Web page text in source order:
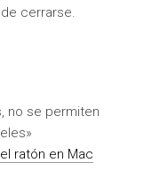
cerrarse.
no se permiten
ratón en Mac